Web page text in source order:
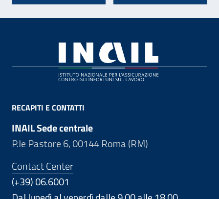
RECAPITI E CONTATTI
INAIL Sede centrale
P.le Pastore 6, 00144 Roma (RM)
Contact Center
(+39) 06.6001